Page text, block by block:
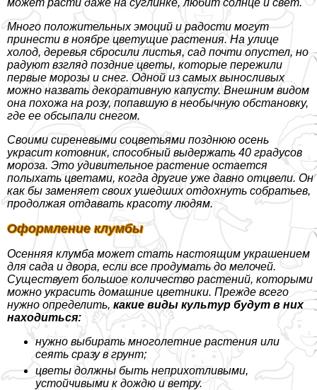
Много положительных эмоций и радости могут
принести в ноябре цветущие растения. На улице
холод, деревья сбросили листья, сад почти опустел, но
радуют взгляд поздние цветы, которые пережили
первые морозы и снег. Одной из самых выносливых
можно назвать декоративную капусту. Внешним видом
она похожа на розу, попавшую в необычную обстановку,
где ее обсыпали снегом.
Своими сиреневыми соцветьями позднюю осень
украсит котовник, способный выдержать 40 градусов
мороза. Это удивительное растение остается
полыхать цветами, когда другие уже давно отцвели. Он
как бы заменяет своих ушедших отдохнуть собратьев,
продолжая отдавать красоту людям.
Оформление клумбы
Осенняя клумба может стать настоящим украшением
для сада и двора, если все продумать до мелочей.
Существует большое количество растений, которыми
можно украсить домашние цветники. Прежде всего
нужно определить,какие виды культур будут в них
находиться:
нужно выбирать многолетние растения или
сеять сразу в грунт;
цветы должны быть неприхотливыми,
устойчивыми к дождю и ветру.